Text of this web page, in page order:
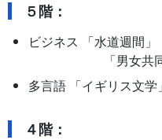
５階：
ビジネス 「水道週間
「男女共同参
多言語 「イギリス文学」
４階：